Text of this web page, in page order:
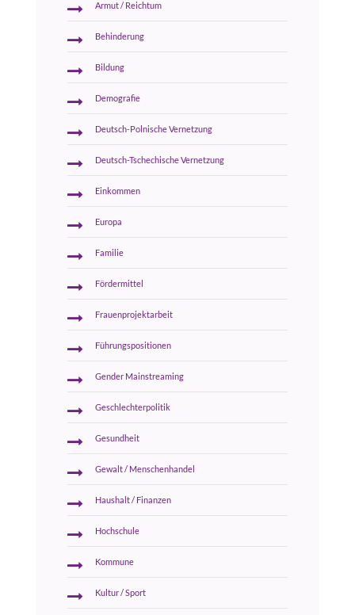
Armut / Reichtum
Behinderung
Bildung
Demografie
Deutsch-Polnische Vernetzung
Deutsch-Tschechische Vernetzung
Einkommen
Europa
Familie
Fördermittel
Frauenprojektarbeit
Führungspositionen
Gender Mainstreaming
Geschlechterpolitik
Gesundheit
Gewalt / Menschenhandel
Haushalt / Finanzen
Hochschule
Kommune
Kultur / Sport